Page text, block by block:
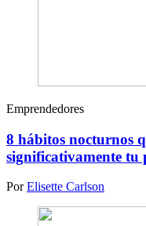
Emprendedores
8 hábitos nocturnos
significativamente
PorElisette Carlson